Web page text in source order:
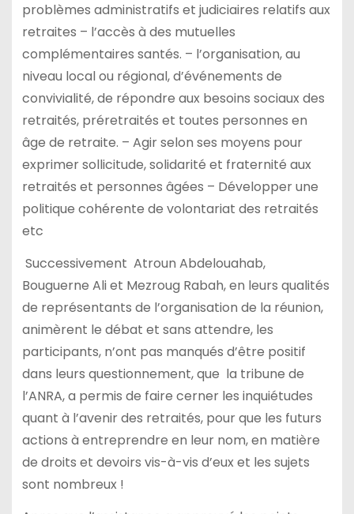
problèmes administratifs et judiciaires relatifs aux
retraites – l’accès à des mutuelles
complémentaires santés. – l’organisation, au
niveau local ou régional, d’événements de
convivialité, de répondre aux besoins sociaux des
retraités, préretraités et toutes personnes en
âge de retraite. – Agir selon ses moyens pour
exprimer sollicitude, solidarité et fraternité aux
retraités et personnes âgées – Développer une
politique cohérente de volontariat des retraités
etc
Successivement Atroun Abdelouahab,
Bouguerne Ali et Mezroug Rabah, en leurs qualités
de représentants de l’organisation de la réunion,
animèrent le débat et sans attendre, les
participants, n’ont pas manqués d’être positif
dans leurs questionnement, que la tribune de
l’ANRA, a permis de faire cerner les inquiétudes
quant à l’avenir des retraités, pour que les futurs
actions à entreprendre en leur nom, en matière
de droits et devoirs vis-à-vis d’eux et les sujets
sont nombreux !